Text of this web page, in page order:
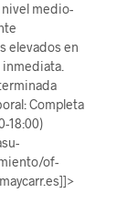
medio-
elevados en
Completa
18:00)
of-